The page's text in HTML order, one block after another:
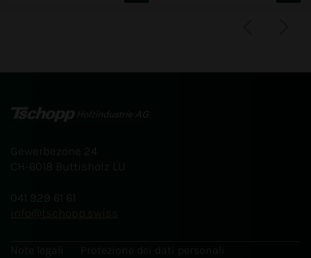
Gewerbezone 24
CH-6018 Buttisholz LU
041 929 61 61
info
tschopp.swiss
Note legali Protezione dei dati personali